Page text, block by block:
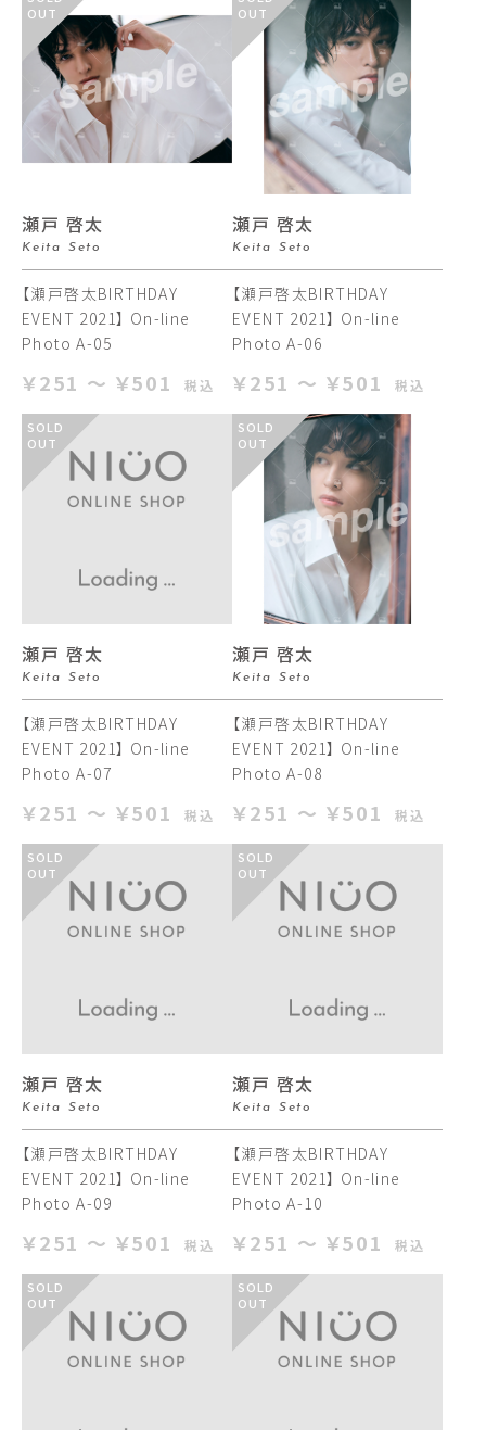
OUT
瀬戸 啓太
Keita Seto
【瀬戸啓太BIRTHDAY
EVENT 2021】 On-line
Photo A-05
￥251 ～ ￥501 税込
OUT
瀬戸 啓太
Keita Seto
【瀬戸啓太BIRTHDAY
EVENT 2021】 On-line
Photo A-06
￥251 ～ ￥501 税込
SOLD
OUT
瀬戸 啓太
Keita Seto
【瀬戸啓太BIRTHDAY
EVENT 2021】 On-line
Photo A-07
￥251 ～ ￥501 税込
SOLD
OUT
瀬戸 啓太
Keita Seto
【瀬戸啓太BIRTHDAY
EVENT 2021】 On-line
Photo A-08
￥251 ～ ￥501 税込
SOLD
OUT
瀬戸 啓太
Keita Seto
【瀬戸啓太BIRTHDAY
EVENT 2021】 On-line
Photo A-09
￥251 ～ ￥501 税込
SOLD
OUT
瀬戸 啓太
Keita Seto
【瀬戸啓太BIRTHDAY
EVENT 2021】 On-line
Photo A-10
￥251 ～ ￥501 税込
SOLD
OUT
SOLD
OUT